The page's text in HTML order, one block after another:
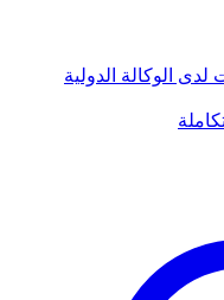
لدى الوكالة الدولية